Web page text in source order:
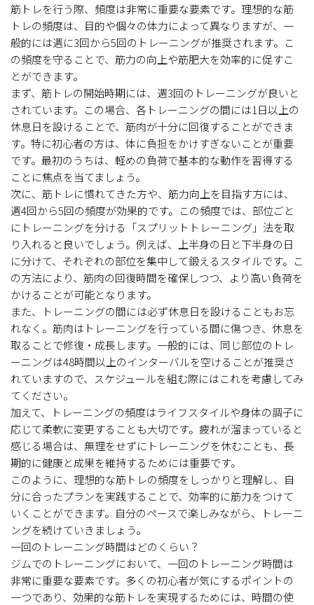
筋トレを行う際、頻度は非常に重要な要素です。理想的な筋
トレの頻度は、目的や個々の体力によって異なりますが、一
般的には週に3回から5回のトレーニングが推奨されます。こ
の頻度を守ることで、筋力の向上や筋肥大を効率的に促すこ
とができます。
まず、筋トレの開始時期には、週3回のトレーニングが良いと
されています。この場合、各トレーニングの間には1日以上の
休息日を設けることで、筋肉が十分に回復することができま
す。特に初心者の方は、体に負担をかけすぎないことが重要
です。最初のうちは、軽めの負荷で基本的な動作を習得する
ことに焦点を当てましょう。
次に、筋トレに慣れてきた方や、筋力向上を目指す方には、
週4回から5回の頻度が効果的です。この頻度では、部位ごと
にトレーニングを分ける「スプリットトレーニング」法を取
り入れると良いでしょう。例えば、上半身の日と下半身の日
に分けて、それぞれの部位を集中して鍛えるスタイルです。こ
の方法により、筋肉の回復時間を確保しつつ、より高い負荷を
かけることが可能となります。
また、トレーニングの間には必ず休息日を設けることもお忘
れなく。筋肉はトレーニングを行っている間に傷つき、休息を
取ることで修復・成長します。一般的には、同じ部位のトレ
ーニングは48時間以上のインターバルを空けることが推奨さ
れていますので、スケジュールを組む際にはこれを考慮してみ
てください。
加えて、トレーニングの頻度はライフスタイルや身体の調子に
応じて柔軟に変更することも大切です。疲れが溜まっていると
感じる場合は、無理をせずにトレーニングを休むことも、長
期的に健康と成果を維持するためには重要です。
このように、理想的な筋トレの頻度をしっかりと理解し、自
分に合ったプランを実践することで、効率的に筋力をつけて
いくことができます。自分のペースで楽しみながら、トレーニ
ングを続けていきましょう。
一回のトレーニング時間はどのくらい？
ジムでのトレーニングにおいて、一回のトレーニング時間は
非常に重要な要素です。多くの初心者が気にするポイントの
一つであり、効果的な筋トレを実現するためには、時間の使